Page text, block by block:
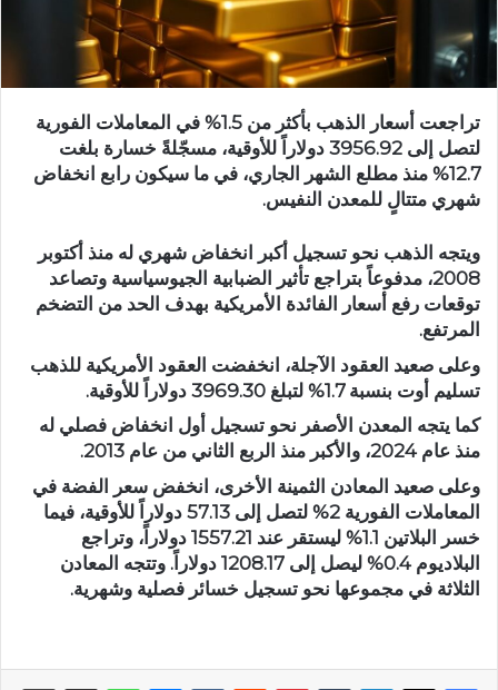
تراجعت أسعار الذهب بأكثر من 1.5% في المعاملات الفورية
لتصل إلى 3956.92 دولاراً للأوقية، مسجّلةً خسارة بلغت
12.7% منذ مطلع الشهر الجاري، في ما سيكون رابع انخفاض
شهري متتالٍ للمعدن النفيس.
ويتجه الذهب نحو تسجيل أكبر انخفاض شهري له منذ أكتوبر
2008، مدفوعاً بتراجع تأثير الضبابية الجيوسياسية وتصاعد
توقعات رفع أسعار الفائدة الأمريكية بهدف الحد من التضخم
المرتفع.
وعلى صعيد العقود الآجلة، انخفضت العقود الأمريكية للذهب
تسليم أوت بنسبة 1.7% لتبلغ 3969.30 دولاراً للأوقية.
كما يتجه المعدن الأصفر نحو تسجيل أول انخفاض فصلي له
منذ عام 2024، والأكبر منذ الربع الثاني من عام 2013.
وعلى صعيد المعادن الثمينة الأخرى، انخفض سعر الفضة في
المعاملات الفورية 2% لتصل إلى 57.13 دولاراً للأوقية، فيما
خسر البلاتين 1.1% ليستقر عند 1557.21 دولاراً، وتراجع
البلاديوم 0.4% ليصل إلى 1208.17 دولاراً. وتتجه المعادن
الثلاثة في مجموعها نحو تسجيل خسائر فصلية وشهرية.